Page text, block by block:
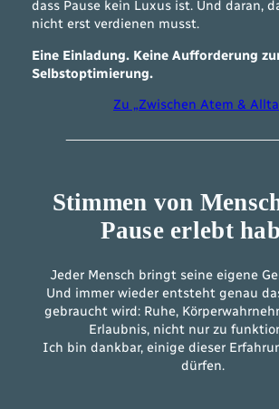
dass Pause kein Luxus ist. Und daran,
nicht erst verdienen musst.
Eine Einladung. Keine Aufforderung
Selbstoptimierung.
Zu „Zwischen Atem &
Stimmen von
Pause erlebt
Jeder Mensch bringt seine eigene
Und immer wieder entsteht genau
gebraucht wird: Ruhe,
Erlaubnis, nicht nur zu
Ich bin dankbar, einige dieser
dürfen.